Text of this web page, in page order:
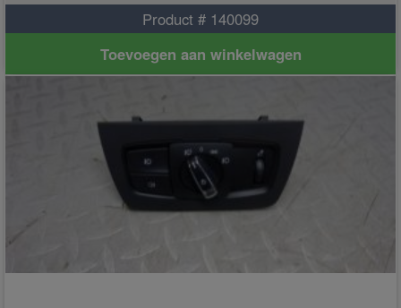
Product # 140099
Toevoegen aan winkelwagen